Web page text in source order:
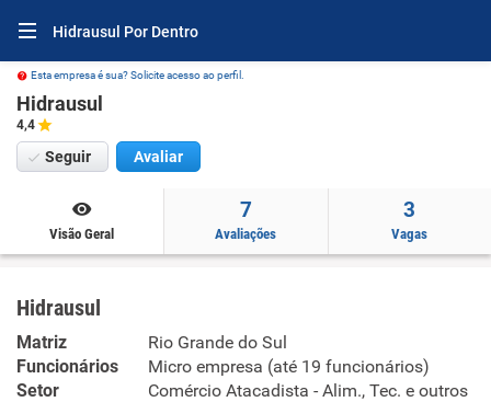
Hidrausul Por Dentro
Esta empresa é sua? Solicite acesso ao perfil.
Hidrausul
4,4
Seguir Avaliar
Visão Geral
7
Avaliações
3
Vagas
Hidrausul
Matriz
Rio Grande do Sul
Funcionários
Micro empresa (até 19 funcionários)
Setor
Comércio Atacadista - Alim., Tec. e outros